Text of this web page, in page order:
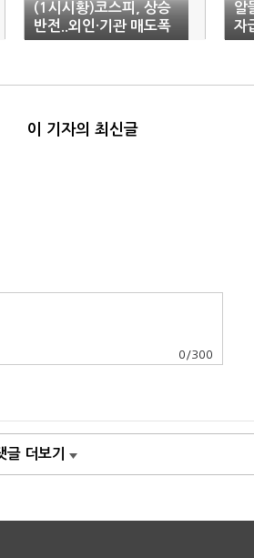
(1시시황)코스피, 상승
반전..외인·기관 매도폭
축소
알
자
이 기자의 최신글
0 /300
글 더보기